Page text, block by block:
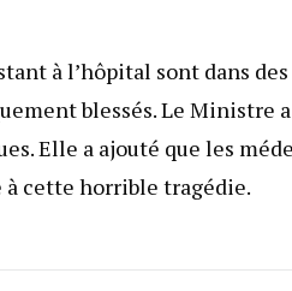
à l’hôpital sont dans
blessés. Le Ministre
Elle a ajouté que les
cette horrible tragédie.